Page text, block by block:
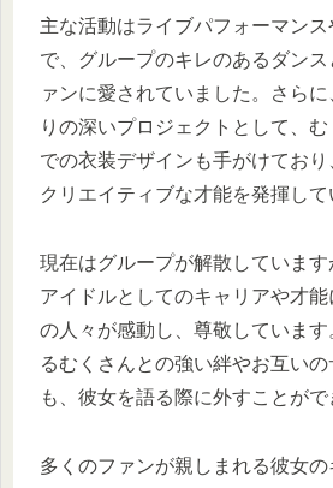
主な活動はライブパフォーマン
で、グループのキレのあるダン
ァンに愛されていました。さら
りの深いプロジェクトとして、
での衣装デザインも手がけてお
クリエイティブな才能を発揮して
現在はグループが解散していま
アイドルとしてのキャリアや才能
の人々が感動し、尊敬していま
るむくさんとの強い絆やお互い
も、彼女を語る際に外すことがで
多くのファンが親しまれる彼女